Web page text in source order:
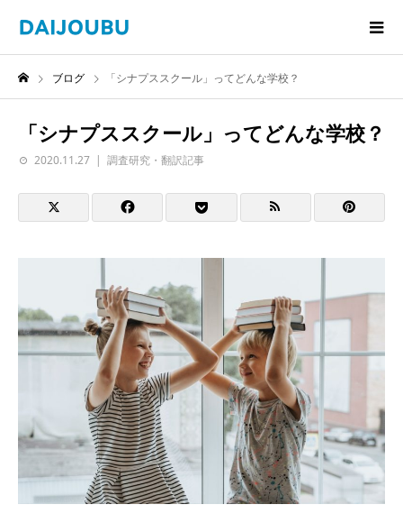
ブログ 「シナプススクール」ってどんな学校？
「シナプススクール」ってどんな学校？
2020.11.27 調査研究・翻訳記事